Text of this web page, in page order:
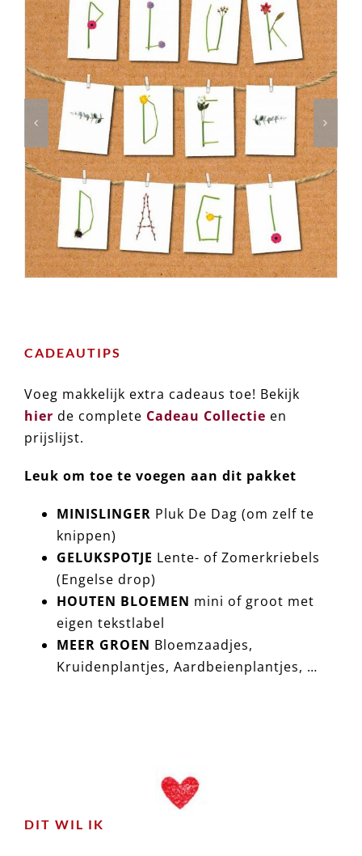
CADEAUTIPS
Voeg makkelijk extra cadeaus toe! Bekijk
hier de complete Cadeau Collectie en
prijslijst.
Leuk om toe te voegen aan dit pakket
MINISLINGER Pluk De Dag (om zelf te
knippen)
GELUKSPOTJE Lente- of Zomerkriebels
(Engelse drop)
HOUTEN BLOEMEN mini of groot met
eigen tekstlabel
MEER GROEN Bloemzaadjes,
Kruidenplantjes, Aardbeienplantjes, …
DIT WIL IK